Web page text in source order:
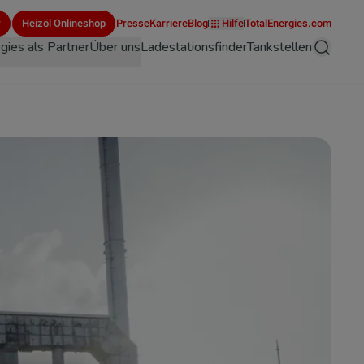
als PartnerÜber unsLadestationsfinderTankstellen Suche
Heizöl Onlineshop PresseKarriereBlog HilfeTotalEnergies.com